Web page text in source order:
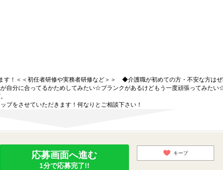
す！＜＜初任者研修や実務者研修など＞＞ ◆介護職が初めての方・不安な方は
自分に合ってるかためしてみたい☆ブランクがあるけどもう一度頑張ってみたい
プをさせていただきます！何なりとご相談下さい！
応募画面へ進む
1分で応募完了!!
キープ